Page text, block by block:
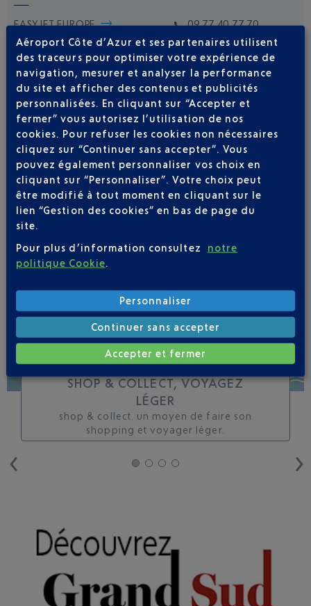
EASYJET EUROPE 09 77 40 77 70
Soyez notifié(e) de
toutes les évolutions
pour ce vol
SHOP & COLLECT, VOYAGEZ
LÉGER
shop & collect. un moyen de faire son
shopping et voyager léger.
Aéroport Côte d’Azur et ses partenaires utilisent
des traceurs pour optimiser votre expérience de
navigation, mesurer et analyser la performance
du site et afficher des contenus et publicités
personnalisées. En cliquant sur “Accepter et
fermer” vous autorisez l’utilisation de nos
cookies. Pour refuser les cookies non nécessaires
cliquez sur “Continuer sans accepter”. Vous
pouvez également personnaliser vos choix en
cliquant sur “Personnaliser”. Votre choix peut
être modifié à tout moment en cliquant sur le
lien “Gestion des cookies” en bas de page du
site.
Pour plus d’information consultez
notre
politique Cookie
Personnaliser
Continuer sans accepter
Accepter et fermer